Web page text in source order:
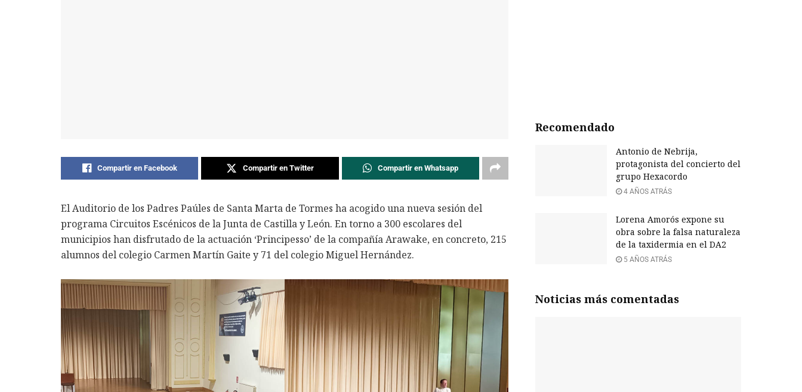
Compartir en Facebook Compartir en Twitter Compartir en Whatsapp
El Auditorio de los Padres Paúles de Santa Marta de Tormes ha acogido una nueva sesión del
programa Circuitos Escénicos de la Junta de Castilla y León. En torno a 300 escolares del
municipios han disfrutado de la actuación ‘Principesso’ de la compañía Arawake, en concreto, 215
alumnos del colegio Carmen Martín Gaite y 71 del colegio Miguel Hernández.
Recomendado
Antonio de Nebrija,
protagonista del concierto del
grupo Hexacordo
4 AÑOS ATRÁS
Lorena Amorós expone su
obra sobre la falsa naturaleza
de la taxidermia en el DA2
5 AÑOS ATRÁS
Noticias más comentadas